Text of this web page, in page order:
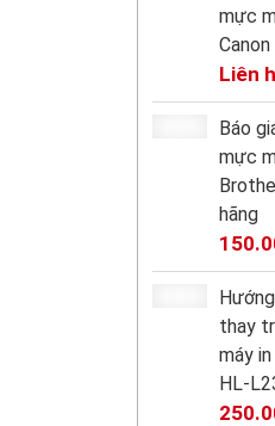
mực
Liên
Báo
mực
hãng
thay
máy
HL-